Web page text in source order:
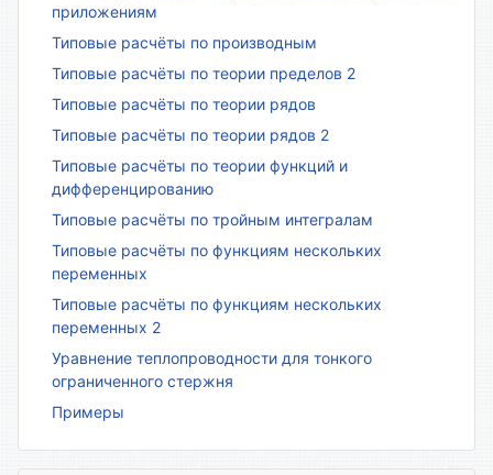
приложениям
Типовые расчёты по производным
Типовые расчёты по теории пределов 2
Типовые расчёты по теории рядов
Типовые расчёты по теории рядов 2
Типовые расчёты по теории функций и
дифференцированию
Типовые расчёты по тройным интегралам
Типовые расчёты по функциям нескольких
переменных
Типовые расчёты по функциям нескольких
переменных 2
Уравнение теплопроводности для тонкого
ограниченного стержня
Примеры